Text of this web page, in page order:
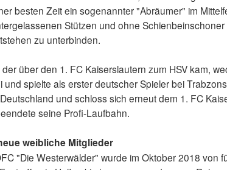
besten Zeit ein sogenannter "Abräumer" im
Stützen und ohne
zu unterbinden.
der über den 1. FC Kaiserslautern zum HSV kam,
und spielte als erster deutscher Spieler bei
und schloss sich erneut dem 1. FC
seine Profi-Laufbahn.
weibliche Mitglieder
"Die Westerwälder" wurde im Oktober 2018 von